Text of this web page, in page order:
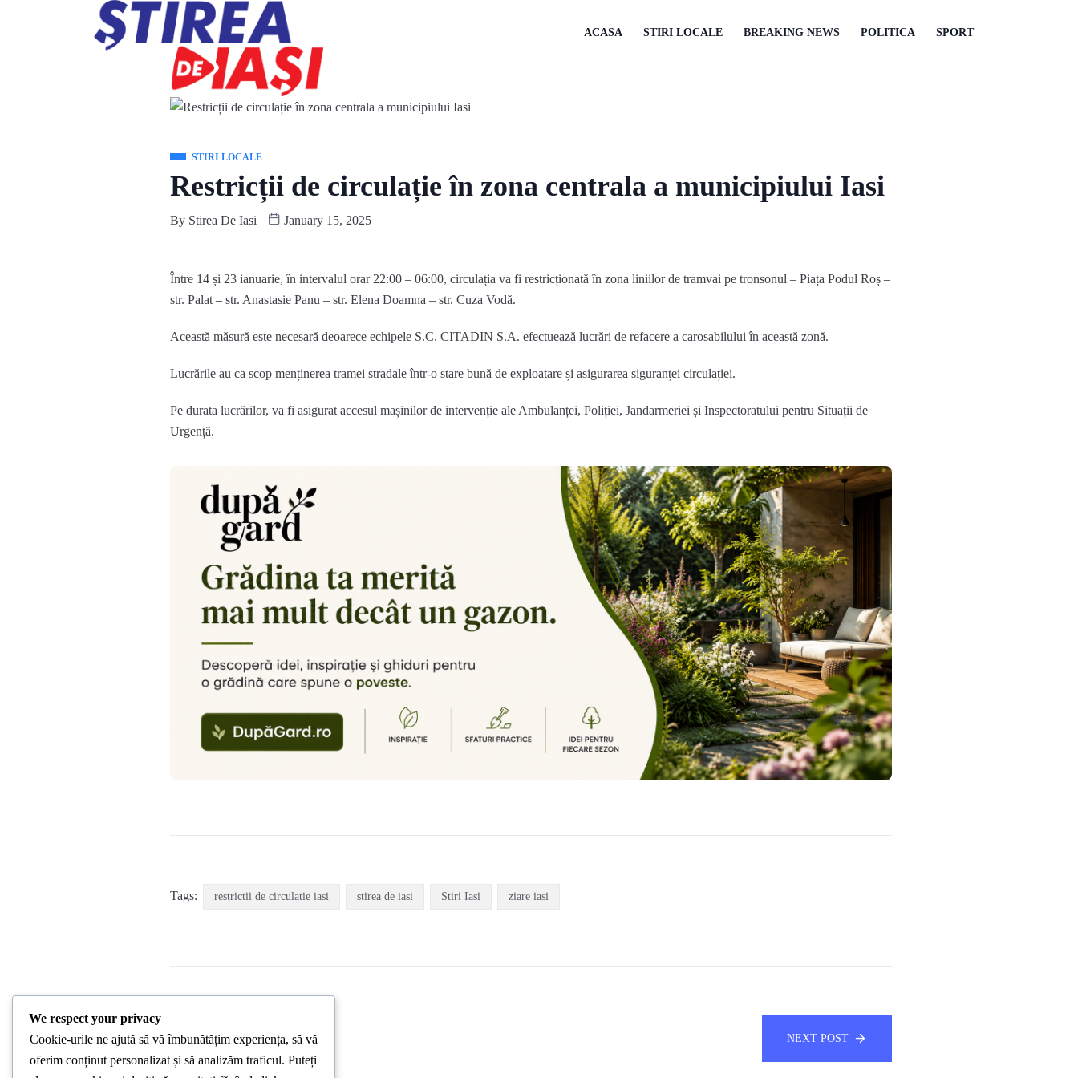
ACASA STIRI LOCALE BREAKING NEWS POLITICA SPORT
STIRI LOCALE
Restricții de circulație în zona centrala a municipiului Iasi
By Stirea De Iasi January 15, 2025
Între 14 și 23 ianuarie, în intervalul orar 22:00 – 06:00, circulația va fi restricționată în zona liniilor de tramvai pe tronsonul – Piața Podul Roș –
str. Palat – str. Anastasie Panu – str. Elena Doamna – str. Cuza Vodă.
Această măsură este necesară deoarece echipele S.C. CITADIN S.A. efectuează lucrări de refacere a carosabilului în această zonă.
Lucrările au ca scop menținerea tramei stradale într-o stare bună de exploatare și asigurarea siguranței circulației.
Pe durata lucrărilor, va fi asigurat accesul mașinilor de intervenție ale Ambulanței, Poliției, Jandarmeriei și Inspectoratului pentru Situații de
Urgență.
Tags: restrictii de circulatie iasi stirea de iasi Stiri Iasi ziare iasi
PREVIOUS POST NEXT POST
We respect your privacy
Cookie-urile ne ajută să vă îmbunătățim experiența, să vă
oferim conținut personalizat și să analizăm traficul. Puteți